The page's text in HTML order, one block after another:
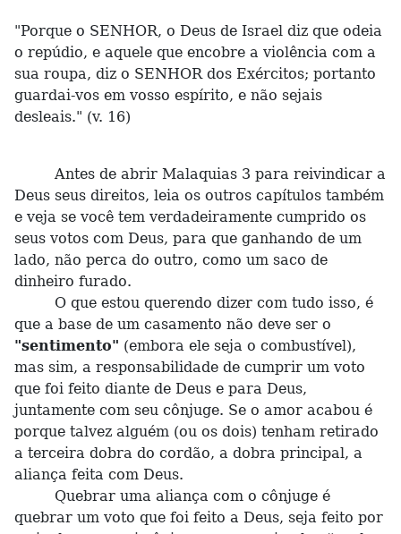
"Porque o SENHOR, o Deus de Israel diz que odeia
o repúdio, e aquele que encobre a violência com a
sua roupa, diz o SENHOR dos Exércitos; portanto
guardai-vos em vosso espírito, e não sejais
desleais." (v. 16)
Antes de abrir Malaquias 3 para reivindicar a
Deus seus direitos, leia os outros capítulos também
e veja se você tem verdadeiramente cumprido os
seus votos com Deus, para que ganhando de um
lado, não perca do outro, como um saco de
dinheiro furado.
O que estou querendo dizer com tudo isso, é
que a base de um casamento não deve ser o
"sentimento" (embora ele seja o combustível),
mas sim, a responsabilidade de cumprir um voto
que foi feito diante de Deus e para Deus,
juntamente com seu cônjuge. Se o amor acabou é
porque talvez alguém (ou os dois) tenham retirado
a terceira dobra do cordão, a dobra principal, a
aliança feita com Deus.
Quebrar uma aliança com o cônjuge é
quebrar um voto que foi feito a Deus, seja feito por